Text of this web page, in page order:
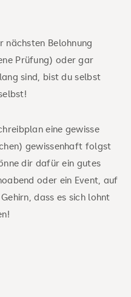
nächsten Belohnung
Prüfung) oder gar
sind, bist du selbst
eine gewisse
gewissenhaft folgst
dir dafür ein gutes
oder ein Event, auf
dass es sich lohnt